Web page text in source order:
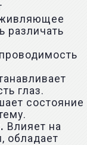
различать
глаз.
состояние
Влияет на
обладает